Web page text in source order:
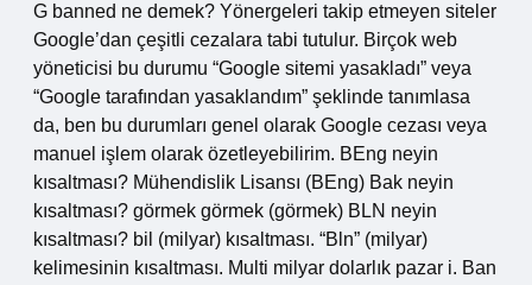
G banned ne demek? Yönergeleri takip etmeyen siteler
Google’dan çeşitli cezalara tabi tutulur. Birçok web
yöneticisi bu durumu “Google sitemi yasakladı” veya
“Google tarafından yasaklandım” şeklinde tanımlasa
da, ben bu durumları genel olarak Google cezası veya
manuel işlem olarak özetleyebilirim. BEng neyin
kısaltması? Mühendislik Lisansı (BEng) Bak neyin
kısaltması? görmek görmek (görmek) BLN neyin
kısaltması? bil (milyar) kısaltması. “Bln” (milyar)
kelimesinin kısaltması. Multi milyar dolarlık pazar i. Ban